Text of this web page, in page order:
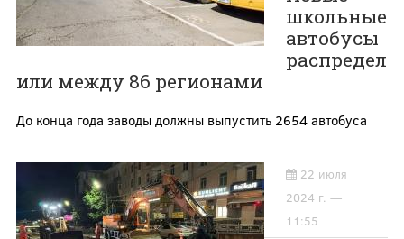
школьные
автобусы
распредел
или между 86 регионами
До конца года заводы должны выпустить 2654 автобуса
22 июля
2024 г. —
11:55